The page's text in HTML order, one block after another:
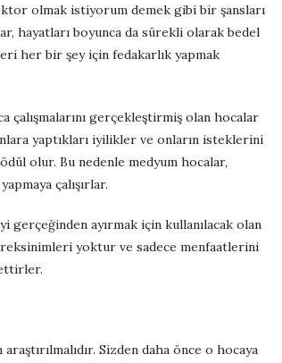
olmak istiyorum demek gibi bir şansları
hayatları boyunca da sürekli olarak bedel
her bir şey için fedakarlık yapmak
gerçekleştirmiş olan hocalar
yaptıkları iyilikler ve onların isteklerini
olur. Bu nedenle medyum hocalar,
çalışırlar.
gerçeğinden ayırmak için kullanılacak olan
yoktur ve sadece menfaatlerini
Sizden daha önce o hocaya